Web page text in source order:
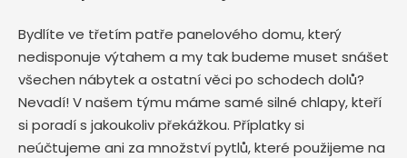
Bydlíte ve třetím patře panelového domu, který
nedisponuje výtahem a my tak budeme muset snášet
všechen nábytek a ostatní věci po schodech dolů?
Nevadí! V našem týmu máme samé silné chlapy, kteří
si poradí s jakoukoliv překážkou. Příplatky si
neúčtujeme ani za množství pytlů, které použijeme na